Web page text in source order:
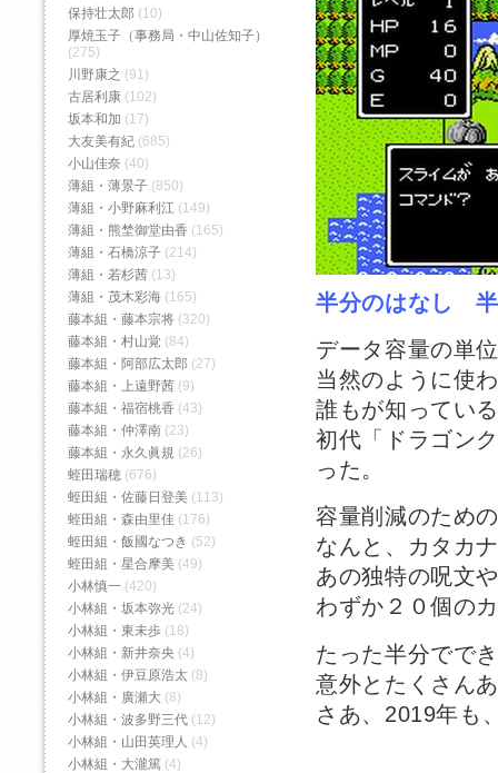
半分のはなし
データ容量の単
当然のように使
誰もが知ってい
初代「ドラゴン
った。
容量削減のため
なんと、カタカ
あの独特の呪文
わずか２０個の
たった半分でで
意外とたくさん
さあ、2019年も
保持壮太郎 (10)
厚焼玉子（事務局・中山佐知子）
(275)
川野康之 (91)
古居利康 (102)
坂本和加 (17)
大友美有紀 (685)
小山佳奈 (40)
薄組・薄景子 (850)
薄組・小野麻利江 (149)
薄組・熊埜御堂由香 (165)
薄組・石橋涼子 (214)
薄組・若杉茜 (13)
薄組・茂木彩海 (165)
藤本組・藤本宗将 (320)
藤本組・村山覚 (84)
藤本組・阿部広太郎 (27)
藤本組・上遠野茜 (9)
藤本組・福宿桃香‬ (43)
藤本組・仲澤南 (23)
藤本組・永久眞規 (26)
蛭田瑞穂 (676)
蛭田組・佐藤日登美 (113)
蛭田組・森由里佳 (176)
蛭田組・飯國なつき (52)
蛭田組・星合摩美 (49)
小林慎一 (420)
小林組・坂本弥光 (24)
小林組・東未歩 (18)
小林組・新井奈央 (4)
小林組・伊豆原浩太 (8)
小林組・廣瀬大 (8)
小林組・波多野三代 (12)
小林組・山田英理人 (4)
小林組・大瀧篤 (4)